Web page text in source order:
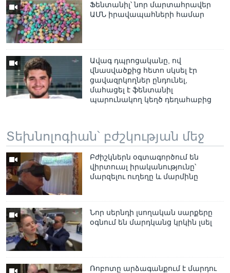
Ֆենտանիլ՝ նոր մարտահրավեր
ԱՄՆ իրավապահների համար
Ավագ դպրոցականը, ով
վնասվածքից հետո սկսել էր
ցավազրկողներ ընդունել,
մահացել է ֆենտանիլ
պարունակող կեղծ դեղահաբից
Տեխնոլոգիան՝ բժշկության մեջ
Բժիշկներն օգտագործում են
վիրտուալ իրականությունը՝
մարզելու ուղեղը և մարմինը
Նոր սերնդի լսողական սարքերը
օգնում են մարդկանց կրկին լսել
Ռոբոտը արձագանքում է մարդու